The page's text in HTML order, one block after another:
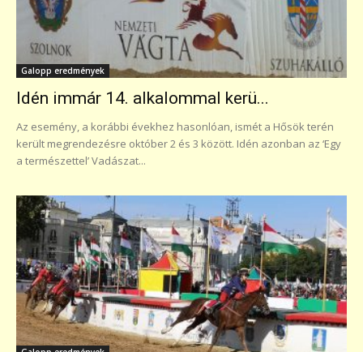
Galopp eredmények
Idén immár 14. alkalommal kerü...
Az esemény, a korábbi évekhez hasonlóan, ismét a Hősök terén
került megrendezésre október 2 és 3 között. Idén azonban az ‘Egy
a természettel’ Vadászat...